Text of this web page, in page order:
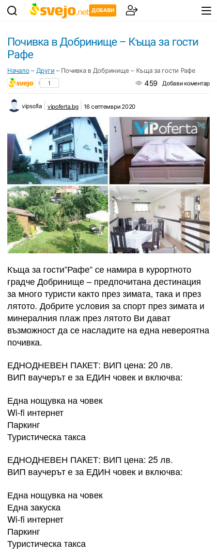
ДОБАВИ
Почивка в Добринище – Къща за гости
Рафе
Начало – Други – Почивка в Добринище – Къща за гости Рафе
1 459 Добави коментар
vipsofia vipoferta.bg 16 септември 2020
Къща за гости“Рафе“ се намира в курортното
градче Добринище – предпочитана дестинация
за много туристи както през зимата, така и през
лятото. Добрите условия за спорт през зимата и
минералния плаж през лятото Ви дават
възможност да се насладите на една невероятна
почивка.
ЕДНОДНЕВЕН ПАКЕТ: ВИП цена: 20 лв.
ВИП ваучерът е за ЕДИН човек и включва:
Една нощувка на човек
Wi-fi интернет
Паркинг
Туристическа такса
ЕДНОДНЕВЕН ПАКЕТ: ВИП цена: 25 лв.
ВИП ваучерът е за ЕДИН човек и включва:
Една нощувка на човек
Една закуска
Wi-fi интернет
Паркинг
Туристическа такса​